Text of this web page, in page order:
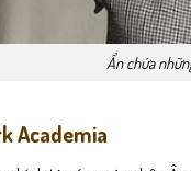
Ẩn chứa
Academia